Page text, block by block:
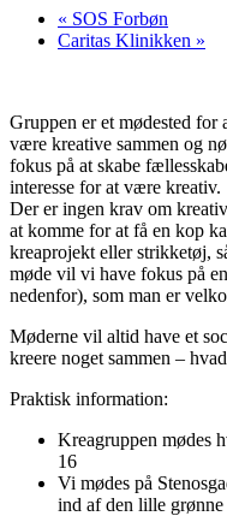
« SOS Forbøn
Caritas Klinikken »
Gruppen er et mødested for
være kreative sammen og
fokus på at skabe
interesse for at være kreativ.
Der er ingen krav om
at komme for at få en kop
kreaprojekt eller strikketøj,
møde vil vi have fokus på
nedenfor), som man er
Møderne vil altid have et
kreere noget sammen –
Praktisk information:
Kreagruppen mødes
16
Vi mødes på
ind af den lille